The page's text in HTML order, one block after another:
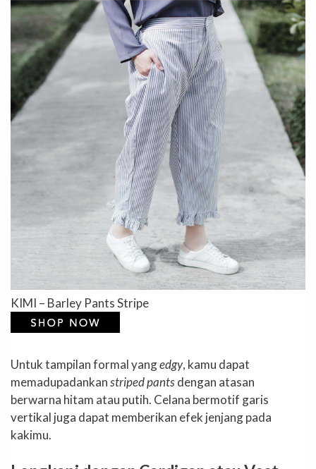
KIMI – Barley Pants Stripe
Untuk tampilan formal yangedgy, kamu dapat
memadupadankanstriped pantsdengan atasan
berwarna hitam atau putih. Celana bermotif garis
vertikal juga dapat memberikan efek jenjang pada
kakimu.